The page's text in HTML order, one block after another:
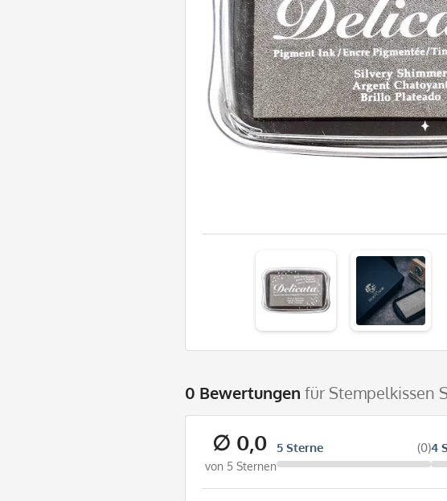
0 Bewertungen für Stempelkissen
∅ 0,0
von 5 Sternen
5 Sterne (0)4